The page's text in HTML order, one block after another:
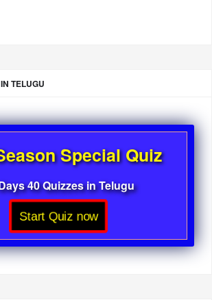
TELUGU
Special Quiz
40 Quizzes in Telugu
Start Quiz now